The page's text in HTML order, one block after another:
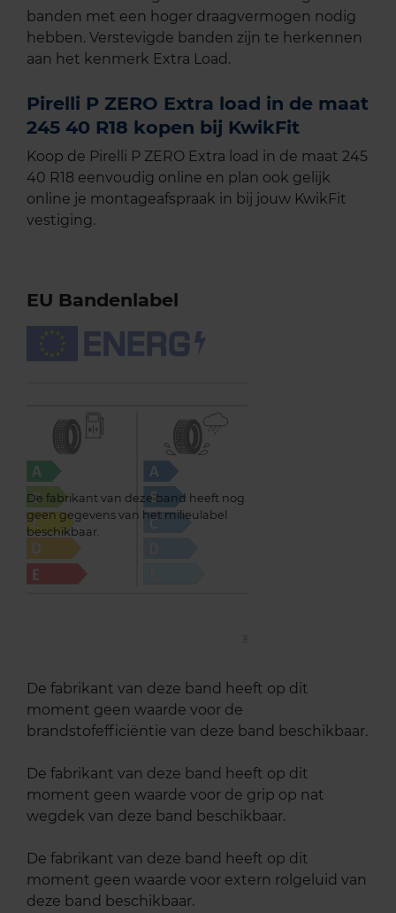
banden met een hoger draagvermogen nodig
hebben. Verstevigde banden zijn te herkennen
aan het kenmerk Extra Load.
Pirelli P ZERO Extra load in de maat
245 40 R18 kopen bij KwikFit
Koop de Pirelli P ZERO Extra load in de maat 245
40 R18 eenvoudig online en plan ook gelijk
online je montageafspraak in bij jouw KwikFit
vestiging.
EU Bandenlabel
De fabrikant van deze band heeft nog
geen gegevens van het milieulabel
beschikbaar.
De fabrikant van deze band heeft op dit
moment geen waarde voor de
brandstofefficiëntie van deze band beschikbaar.
De fabrikant van deze band heeft op dit
moment geen waarde voor de grip op nat
wegdek van deze band beschikbaar.
De fabrikant van deze band heeft op dit
moment geen waarde voor extern rolgeluid van
deze band beschikbaar.